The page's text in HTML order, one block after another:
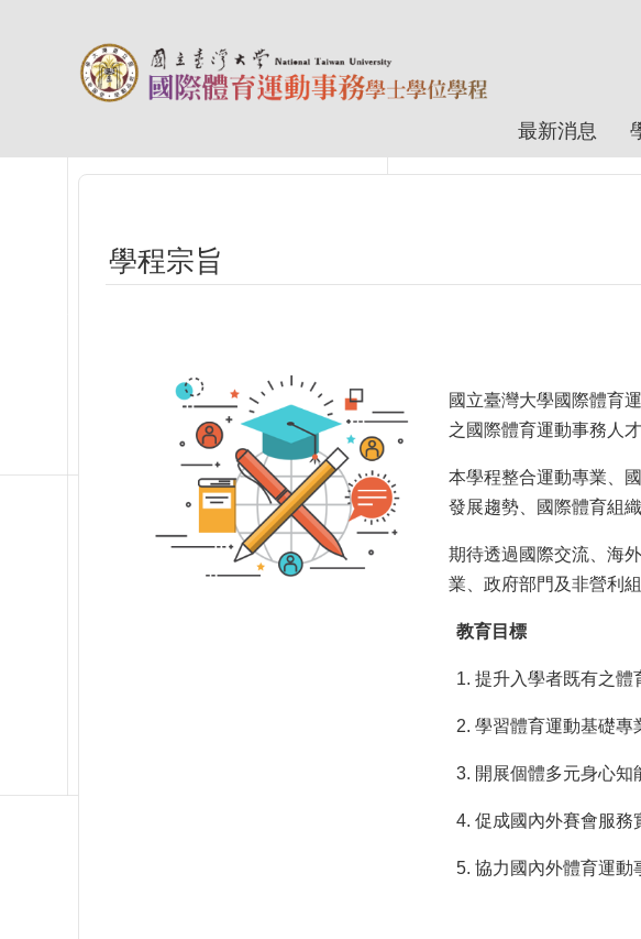
最新消息
學程宗旨
國立臺灣大學國際體育
之國際體育運動事務人才
本學程整合運動專業、
發展趨勢、國際體育組
期待透過國際交流、海
業、政府部門及非營利
教育目標
1. 提升入學者既有之體育與運動競技能
2. 學習體育運動基礎專
3. 開展個體多元身心知能，並養成
4. 促成國內外賽會服務實習，深化國
5. 協力國內外體育運動事務之規劃